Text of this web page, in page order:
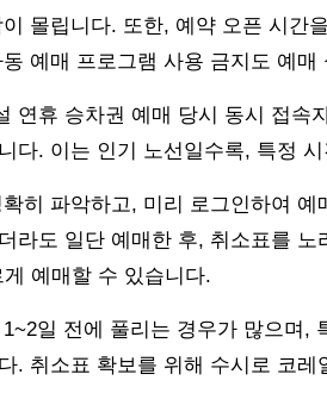
몰립니다. 또한, 예약 오픈 시간
예매 프로그램 사용 금지도 예
연휴 승차권 예매 당시 동시 접속
다. 이는 인기 노선일수록, 특정
히 파악하고, 미리 로그인하여
라도 일단 예매한 후, 취소표를
예매할 수 있습니다.
일 전에 풀리는 경우가 많으며,
. 취소표 확보를 위해 수시로 코